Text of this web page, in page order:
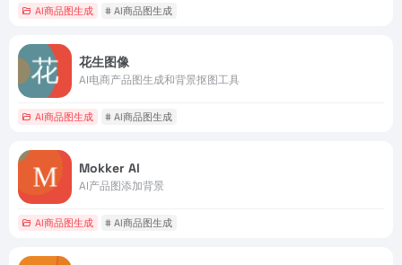
AI商品图生成 # AI商品图生成
花生图像
AI电商产品图生成和背景抠图工具
AI商品图生成 # AI商品图生成
Mokker AI
AI产品图添加背景
AI商品图生成 # AI商品图生成